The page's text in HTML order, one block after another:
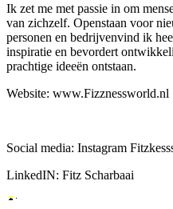
Ik zet me met passie in om
van zichzelf. Openstaan voor
personen en bedrijvenvind ik
inspiratie en bevordert
prachtige ideeën ontstaan.
Website: www.Fizznessworld.nl
Social media: Instagram
LinkedIN: Fitz Scharbaai